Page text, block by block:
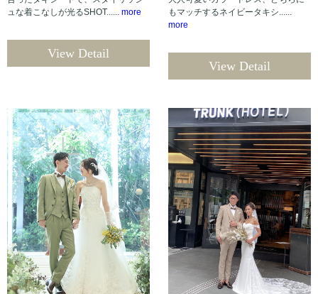
ュな着こなしが光るSHOT...... more
View Detail
もマッチするネイビータキシ......
more
View Detail